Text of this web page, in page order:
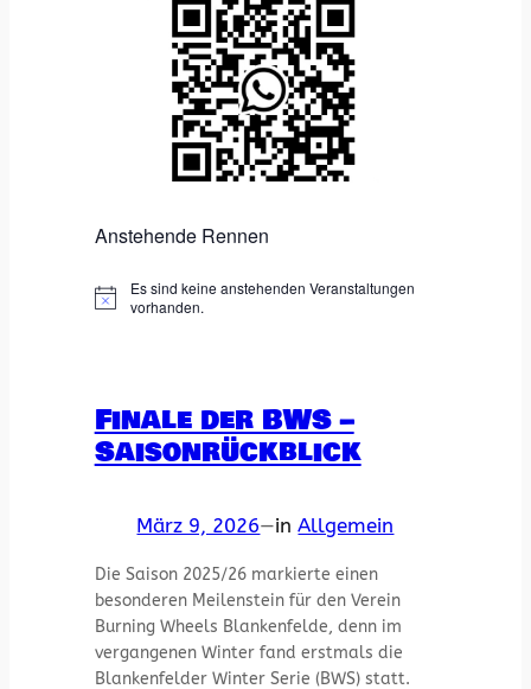
Anstehende Rennen
H
Es sind keine anstehenden Veranstaltungen
vorhanden.
Finale der BWS –
Saisonrückblick
März 9, 2026—inAllgemein
Die Saison 2025/26 markierte einen
besonderen Meilenstein für den Verein
Burning Wheels Blankenfelde, denn im
vergangenen Winter fand erstmals die
Blankenfelder Winter Serie (BWS) statt.